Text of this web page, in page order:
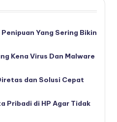
Yang Sering Bikin
Kena Virus Dan Malware
dan Solusi Cepat
Pribadi di HP Agar Tidak